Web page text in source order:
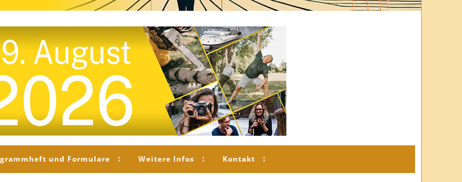
und Formulare Weitere Infos Kontakt